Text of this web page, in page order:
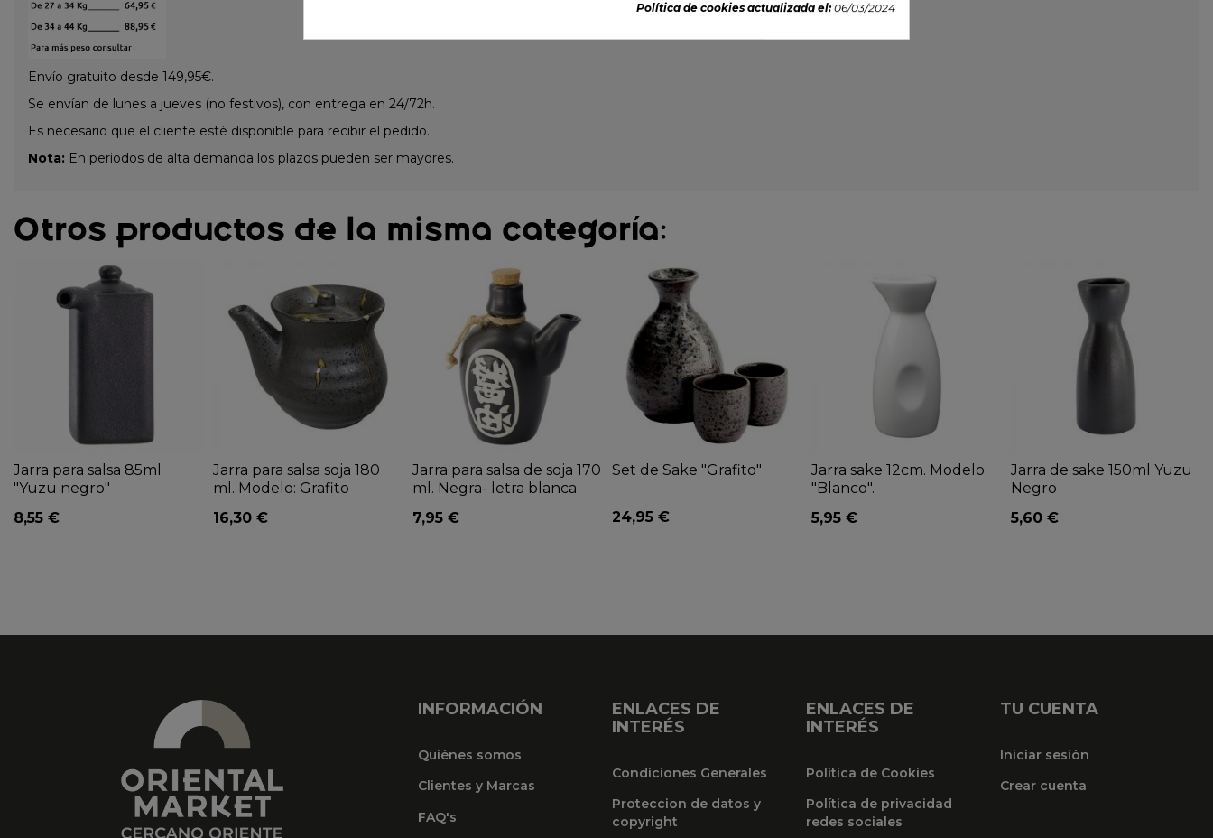
Envío gratuito desde 149,95€.
Se envían de lunes a jueves (no festivos), con entrega en 24/72h.
Es necesario que el cliente esté disponible para recibir el pedido.
Nota: En periodos de alta demanda los plazos pueden ser mayores.
Otros productos de la misma categoría:
Jarra para salsa 85ml
"Yuzu negro"
8,55 €
Jarra para salsa soja 180
ml. Modelo: Grafito
16,30 €
Jarra para salsa de soja 170
ml. Negra- letra blanca
7,95 €
Set de Sake "Grafito"
24,95 €
Jarra sake 12cm. Modelo:
"Blanco".
5,95 €
Jarra de sake 150ml Yuzu
Negro
5,60 €
INFORMACIÓN
Quiénes somos
Clientes y Marcas
FAQ's
ENLACES DE
INTERÉS
Condiciones Generales
Proteccion de datos y
copyright
ENLACES DE
INTERÉS
Política de Cookies
Política de privacidad
redes sociales
TU CUENTA
Iniciar sesión
Crear cuenta
Política de cookies actualizada el:06/03/2024